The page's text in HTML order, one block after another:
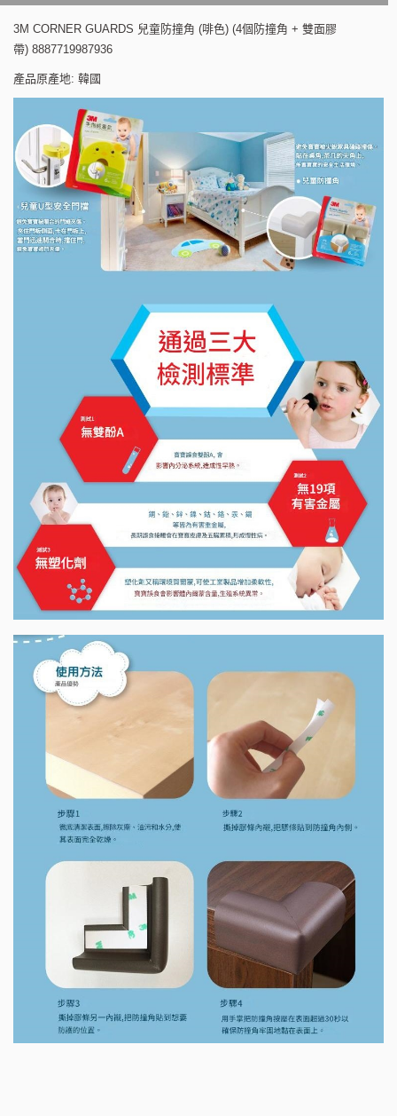
3M CORNER GUARDS 兒童防撞角 (啡色) (4個防撞角 + 雙面膠
帶) 8887719987936
產品原產地: 韓國